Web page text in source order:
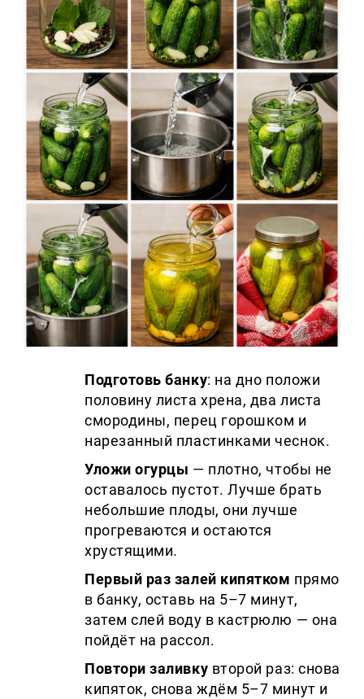
Подготовь банку: на дно положи
половину листа хрена, два листа
смородины, перец горошком и
нарезанный пластинками чеснок.
Уложи огурцы — плотно, чтобы не
оставалось пустот. Лучше брать
небольшие плоды, они лучше
прогреваются и остаются
хрустящими.
Первый раз залей кипятком прямо
в банку, оставь на 5–7 минут,
затем слей воду в кастрюлю — она
пойдёт на рассол.
Повтори заливку второй раз: снова
кипяток, снова ждём 5–7 минут и